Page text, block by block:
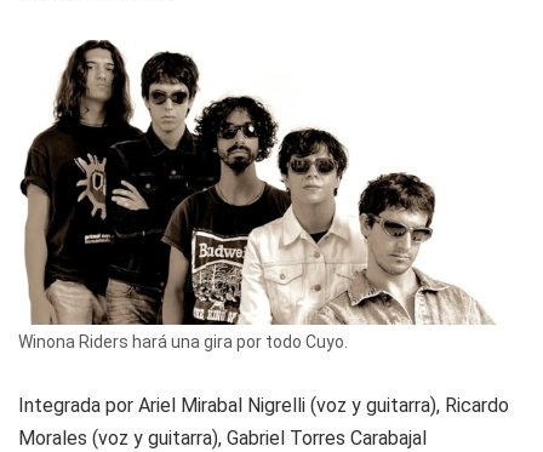
Winona Riders hará una gira por todo Cuyo.
Integrada por Ariel Mirabal Nigrelli (voz y guitarra), Ricardo
Morales (voz y guitarra), Gabriel Torres Carabajal